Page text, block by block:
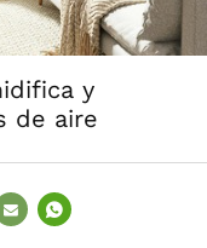
y
de aire